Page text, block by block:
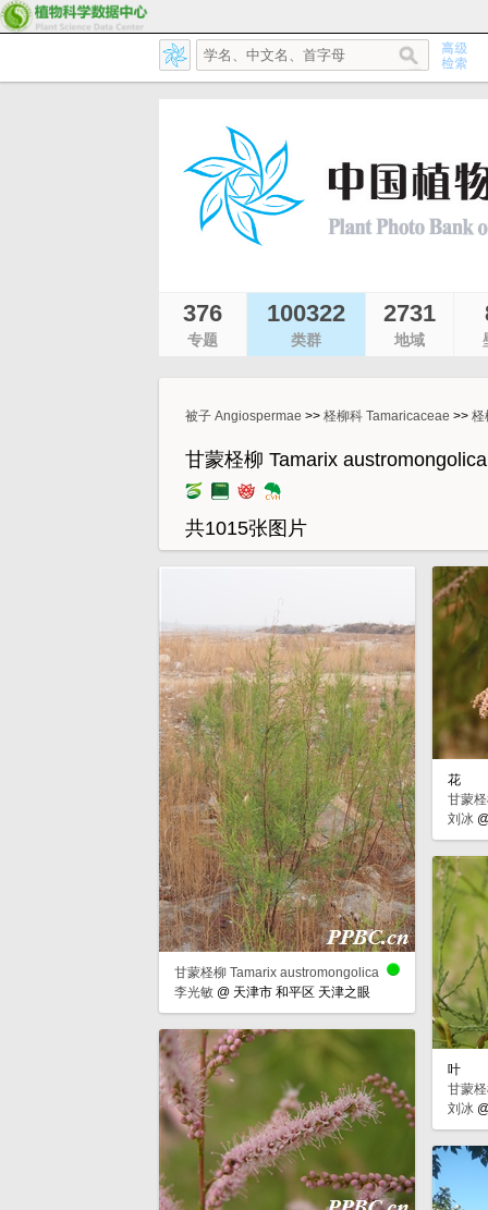
376
专题
100322
类群
2731
地域
被子 Angiospermae >> 柽柳科 Tamaricaceae >> 柽
甘蒙柽柳 Tamarix austromongolica
共1015张图片
甘蒙柽柳 Tamarix austromongolica
李光敏 @天津市 和平区 天津之眼
花
甘蒙
刘冰
叶
甘蒙
刘冰